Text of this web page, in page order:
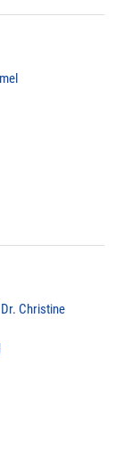
Christine